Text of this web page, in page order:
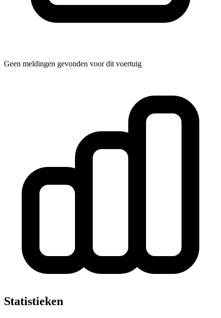
Geen meldingen gevonden voor dit voertuig
Statistieken